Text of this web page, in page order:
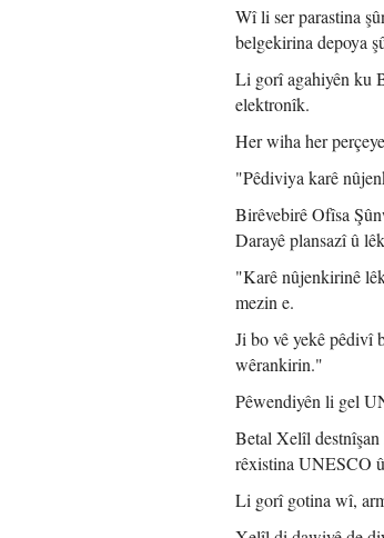
Wî li ser parastina
belgekirina depoya
Li gorî agahiyên ku
elektronîk.
Her wiha her
"Pêdiviya karê
Birêvebirê Ofîsa
Darayê plansazî û
"Karê nûjenkirinê
mezin e.
Ji bo vê yekê pêdivî
wêrankirin."
Pêwendiyên li gel
Betal Xelîl
rêxistina UNESCO
Li gorî gotina wî,